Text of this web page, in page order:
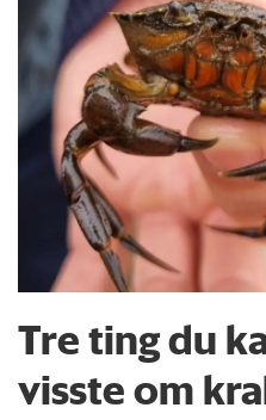
Tre ting du
visste om